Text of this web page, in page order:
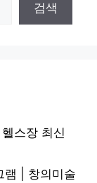
검색
스장 최신
램 | 창의미술